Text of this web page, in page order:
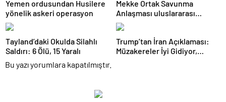
Yemen ordusundan Husilere
yönelik askeri operasyon
Mekke Ortak Savunma
Anlaşması uluslararası
basında geniş yankı uyandırdı
Tayland’daki Okulda Silahlı
Saldırı: 6 Ölü, 15 Yaralı
Trump’tan İran Açıklaması:
Müzakereler İyi Gidiyor,
Bu yazı yorumlara kapatılmıştır.